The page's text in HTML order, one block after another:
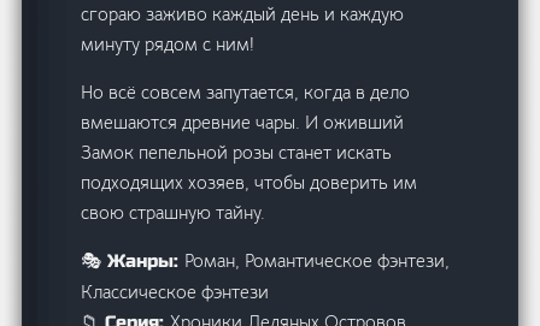
сгораю заживо каждый день и каждую
минуту рядом с ним!
Но всё совсем запутается, когда в дело
вмешаются древние чары. И оживший
Замок пепельной розы станет искать
подходящих хозяев, чтобы доверить им
свою страшную тайну.
🎭 Жанры: Роман, Романтическое фэнтези,
Классическое фэнтези
Хроники Ледяных Островов